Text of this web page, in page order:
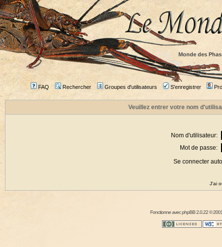
Monde des
FAQ Rechercher Groupes d'utilisateurs S'enregistrer
Veuillez entrer votre nom
Nom d'utilisateur:
Mot de passe:
Se connecter
J'ai
Fonctionne avecphpBB2.0.22 ©